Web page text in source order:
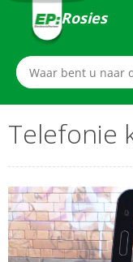
Rosies
Telefonie